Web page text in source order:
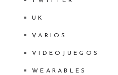
UK
VARIOS
VIDEOJUEGOS
WEARABLES